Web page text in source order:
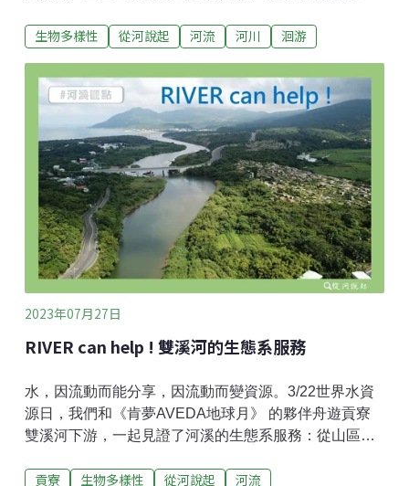
石提醒我們，這平常該是有充足水量的湍流路。而水路
份（近年變化頗大，但豐水期大致是10月到隔年2
月），豐水期出生下漂至河口近海的洄游魚蝦蟹苗，正
陸續回到島嶼陸域，沿著大小溪流上溯，展開牠們這一
代的成長與繁衍。這些河海洄游物種的幼苗看似量大，
是環境變數大的生物演化成「以量取勝」的繁殖策略。
舉例而言，一批可能10萬隻仔稚魚孵化就開始闖關，浮
游狀態的下漂過程已經大半進了其他動物肚子，若遇河
床乾涸就擱淺整批陣亡；有幸入海的個體變成更多海洋
動物的食物，造就我們依賴的海洋生產力；數月後返回
河流的可能只剩10隻，但眼前一樣關關難過。也因此，
我們若還買這些小小的紅頭魩仔
生物多樣性 從河說起 河流 河川 洄游
2023年07月27日
RIVER can help ! 雙溪河的生態系服務
水，因流動而能分享，因流動而變資源。3/22世界水資
源日，我們和《肯夢AVEDA地球月》 的夥伴舟遊貢寮
雙溪河下游，一起見證了河溪的生態系服務：從山區天
成為那麼多生物與人共享的資源！從東北角淺山丘陵發
貢寮 生物多樣性 從河說起 河流